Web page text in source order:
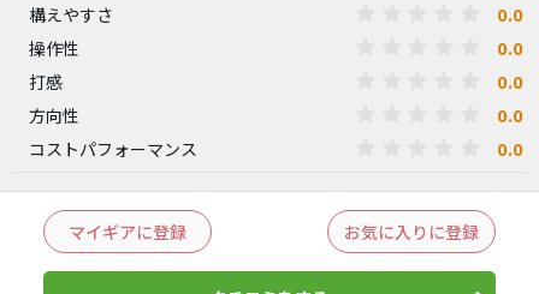
構えやすさ 0.0
操作性 0.0
打感 0.0
方向性 0.0
コストパフォーマンス 0.0
マイギアに登録 お気に入りに登録